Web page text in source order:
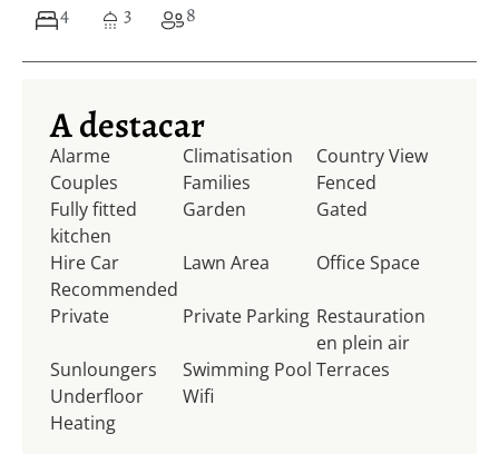
4
3 8
A destacar
Alarme Climatisation
Country View
Couples
Families
Fenced
Fully fitted
kitchen
Garden Gated
Hire Car
Recommended
Lawn Area Office Space
Private Private Parking Restauration
en plein air
Sunloungers
Swimming Pool Terraces
Underfloor
Heating
Wifi